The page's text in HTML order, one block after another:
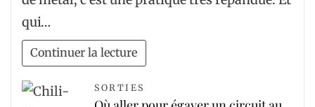
sur
qui…
Continuer la lecture
SORTIES